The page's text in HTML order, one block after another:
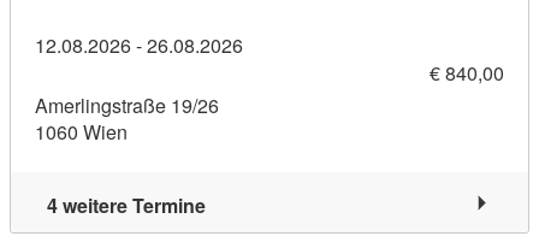
12.08.2026 - 26.08.2026
€ 840,00
Amerlingstraße 19/26
1060 Wien
4 weitere Termine